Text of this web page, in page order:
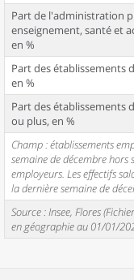
Part de l'administration
enseignement, santé et
en %
Part des établissements
en %
Part des établissements
ou plus, en %
Champ : établissements
semaine de décembre hors
employeurs. Les effectifs
la dernière semaine de
Source : Insee, Flores
en géographie au 01/01/